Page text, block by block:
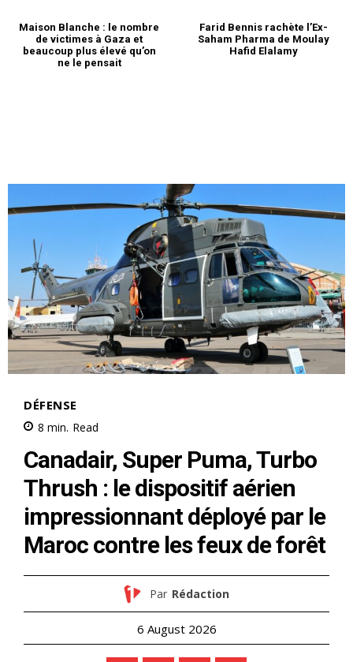
le1.ma
l'intelligence de
l'information
S'ABONNER MAINTENANT
Insight Publications
Nous contacter
Maison Blanche : le nombre
de victimes à Gaza et
beaucoup plus élevé qu’on
ne le pensait
Farid Bennis rachète l’Ex-
Saham Pharma de Moulay
Hafid Elalamy